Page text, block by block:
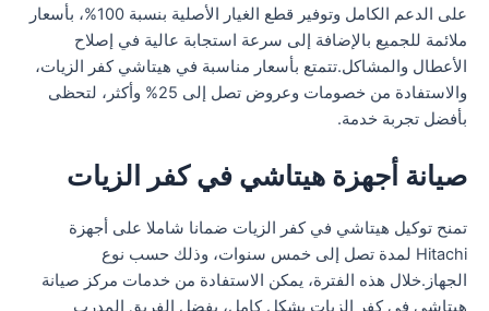
على الدعم الكامل وتوفير قطع الغيار الأصلية بنسبة 100%، بأسعار
ملائمة للجميع بالإضافة إلى سرعة استجابة عالية في إصلاح
الأعطال والمشاكل.تتمتع بأسعار مناسبة في هيتاشي كفر الزيات،
والاستفادة من خصومات وعروض تصل إلى 25% وأكثر، لتحظى
بأفضل تجربة خدمة.
صيانة أجهزة هيتاشي في كفر الزيات
تمنح توكيل هيتاشي في كفر الزيات ضمانا شاملا على أجهزة
Hitachi لمدة تصل إلى خمس سنوات، وذلك حسب نوع
الجهاز.خلال هذه الفترة، يمكن الاستفادة من خدمات مركز صيانة
هيتاشي في كفر الزيات بشكل كامل، بفضل الفريق المدرب